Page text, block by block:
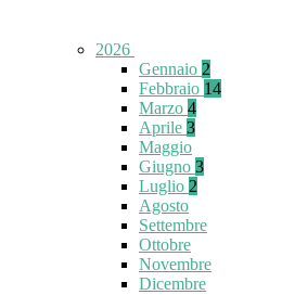
2026
Gennaio 2
Febbraio 14
Marzo 4
Aprile 3
Maggio
Giugno 3
Luglio 2
Agosto
Settembre
Ottobre
Novembre
Dicembre